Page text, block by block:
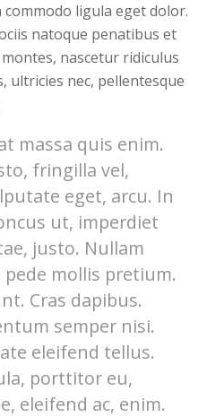
commodo ligula eget dolor.
natoque penatibus et
nascetur ridiculus
ultricies nec, pellentesque
massa quis enim.
fringilla vel,
eget, arcu. In
ut, imperdiet
justo. Nullam
mollis pretium.
Cras dapibus.
semper nisi.
eleifend tellus.
porttitor eu,
eleifend ac, enim.